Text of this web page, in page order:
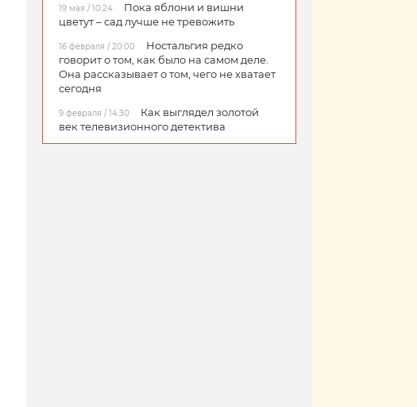
19 мая / 10:24
Пока яблони и вишни
цветут – сад лучше не тревожить
16 февраля / 20:00
Ностальгия редко
говорит о том, как было на самом деле.
Она рассказывает о том, чего не хватает
сегодня
9 февраля / 14:30
Как выглядел золотой
век телевизионного детектива